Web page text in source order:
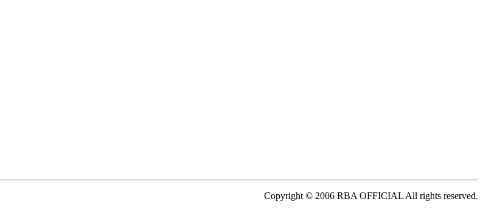
Copyright © 2006 RBA OFFICIAL All rights reserved.